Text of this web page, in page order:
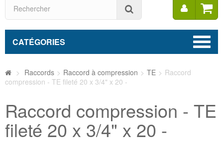
CATÉGORIES
> Raccords > Raccord à compression > TE > Raccord
compression - TE fileté 20 x 3/4" x 20 -
Raccord compression - TE
fileté 20 x 3/4" x 20 -